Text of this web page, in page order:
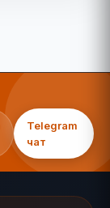
Telegram
чат